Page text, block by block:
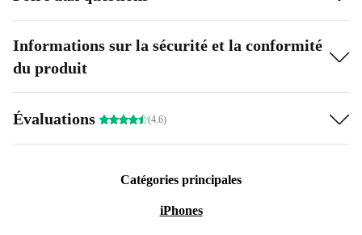
Informations sur la sécurité et la conformité
du produit
Évaluations (4.6)
Catégories principales
iPhones